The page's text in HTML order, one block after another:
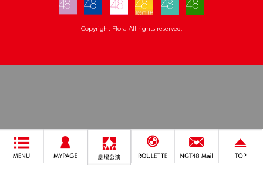
Copyright Flora All rights reserved.